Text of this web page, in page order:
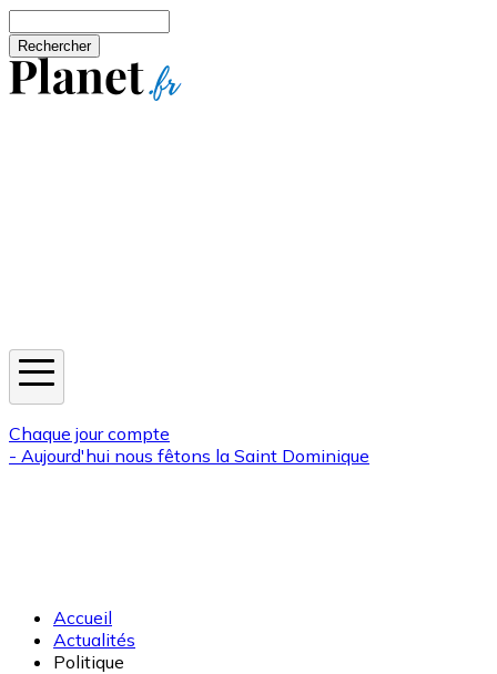
Chaque jour compte
- Aujourd'hui nous fêtons la Saint Dominique
Accueil
Actualités
Politique